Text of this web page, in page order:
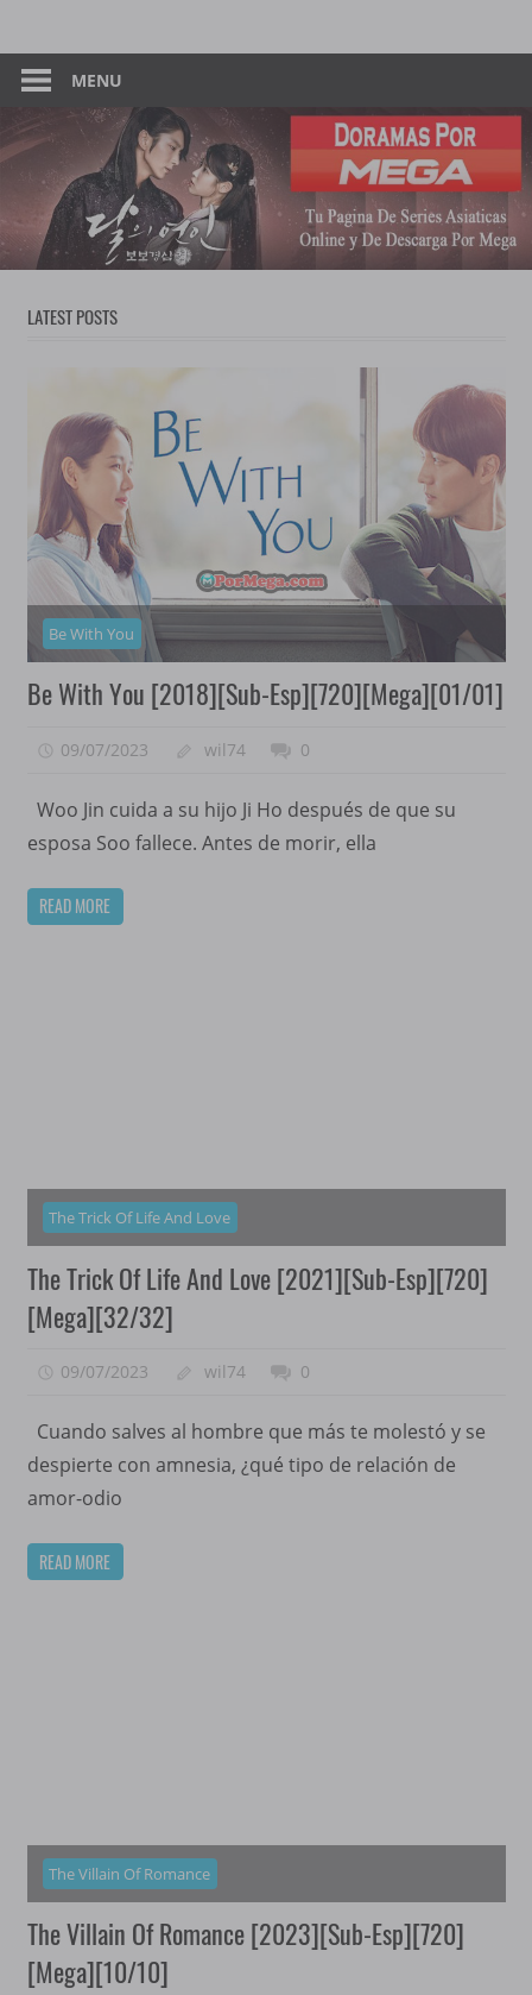
content
Dorama
–
Por
Mega
Pagina
Descarga
Por
Mega
MENU
LATEST POSTS
Be With You
Be With You [2018][Sub-Esp][720][Mega][01/01]
09/07/2023 wil74 0
Woo Jin cuida a su hijo Ji Ho después de que su
esposa Soo fallece. Antes de morir, ella
READ MORE
The Trick Of Life And Love
The Trick Of Life And Love [2021][Sub-Esp][720]
[Mega][32/32]
09/07/2023 wil74 0
Cuando salves al hombre que más te molestó y se
despierte con amnesia, ¿qué tipo de relación de
amor-odio
READ MORE
The Villain Of Romance
The Villain Of Romance [2023][Sub-Esp][720]
[Mega][10/10]